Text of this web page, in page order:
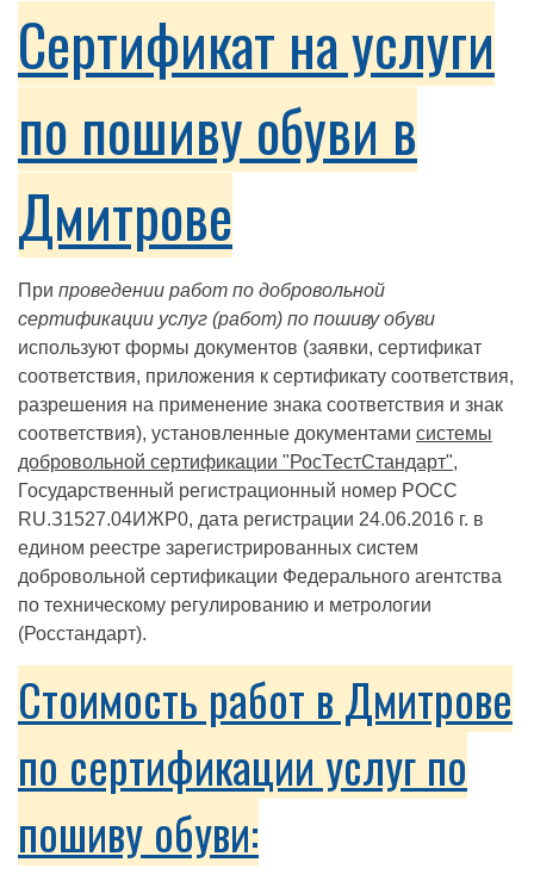
Сертификат на услуги
по пошиву обуви в
Дмитрове
При проведении работ по добровольной
сертификации услуг (работ) по пошиву обуви
используют формы документов (заявки, сертификат
соответствия, приложения к сертификату соответствия,
разрешения на применение знака соответствия и знак
соответствия), установленные документами системы
добровольной сертификации "РосТестСтандарт",
Государственный регистрационный номер РОСС
RU.З1527.04ИЖР0, дата регистрации 24.06.2016 г. в
едином реестре зарегистрированных систем
добровольной сертификации Федерального агентства
по техническому регулированию и метрологии
(Росстандарт).
Стоимость работ в Дмитрове
по сертификации услуг по
пошиву обуви: